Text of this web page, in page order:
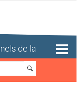
de la
Recherche